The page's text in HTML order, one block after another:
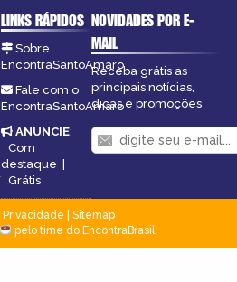
LINKS RÁPIDOS
Sobre
EncontraSantoAmaro
Fale com o
EncontraSantoAmaro
ANUNCIE:
Com
destaque |
Grátis
NOVIDADES POR E-
MAIL
Receba grátis as
principais notícias,
dicas e promoções
Privacidade
Sitemap
pelo time do EncontraBrasil